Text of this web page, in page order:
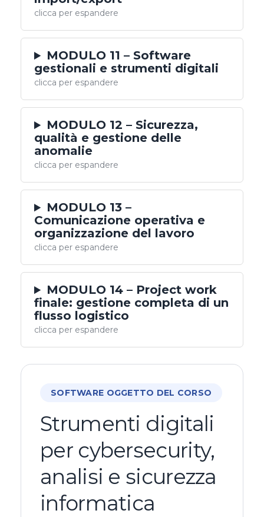
clicca per espandere
MODULO 11 – Software
gestionali e strumenti digitali
clicca per espandere
MODULO 12 – Sicurezza,
qualità e gestione delle
anomalie
clicca per espandere
MODULO 13 –
Comunicazione operativa e
organizzazione del lavoro
clicca per espandere
MODULO 14 – Project work
finale: gestione completa di un
flusso logistico
clicca per espandere
SOFTWARE OGGETTO DEL CORSO
Strumenti digitali
per cybersecurity,
analisi e sicurezza
informatica